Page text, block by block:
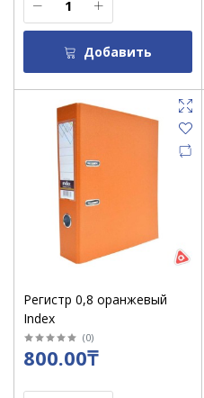
Добавить
Регистр 0,8 оранжевый
Index
(0)
800.00₸